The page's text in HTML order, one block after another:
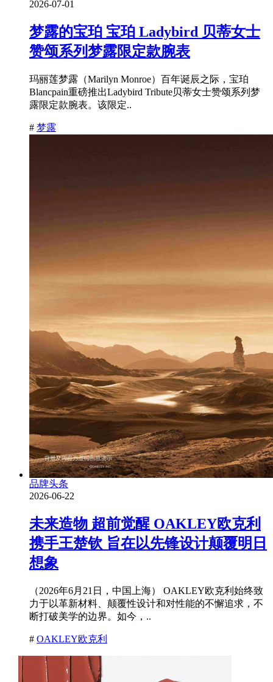
2026-07-01
梦露的宝珀 宝珀 Ladybird 贝蒂女士
赞颂系列梦露限定款腕表
玛丽莲梦露（Marilyn Monroe）百年诞辰之际，宝珀
Blancpain重磅推出Ladybird Tribute贝蒂女士赞颂系列梦
露限定款腕表。该限定..
# 梦露
品牌头条
2026-06-22
未来造物 超前觉醒 OAKLEY欧克利
携手王楚钦 旨在以先锋设计颠覆明日
想象
（2026年6月21日，中国上海） OAKLEY欧克利始终致
力于以革新材料、颠覆性设计和对性能的不懈追求，不
断打破美学的边界。如今，..
# OAKLEY欧克利